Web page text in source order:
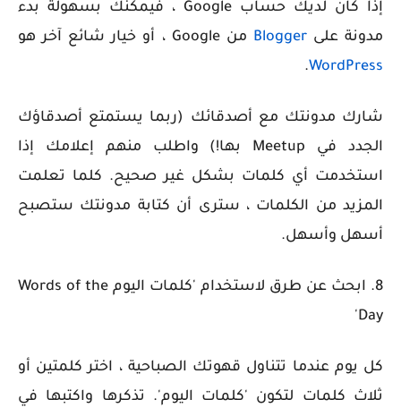
إذا كان لديك حساب Google ، فيمكنك بسهولة بدء
مدونة علىBlogger من Google ، أو خيار شائع آخر هو
WordPress
.
شارك مدونتك مع أصدقائك (ربما يستمتع أصدقاؤك
الجدد في Meetup بها!) واطلب منهم إعلامك إذا
استخدمت أي كلمات بشكل غير صحيح. كلما تعلمت
المزيد من الكلمات ، سترى أن كتابة مدونتك ستصبح
أسهل وأسهل.
8. ابحث عن طرق لاستخدام 'كلمات اليوم Words of the
Day'
كل يوم عندما تتناول قهوتك الصباحية ، اختر كلمتين أو
ثلاث كلمات لتكون 'كلمات اليوم'. تذكرها واكتبها في